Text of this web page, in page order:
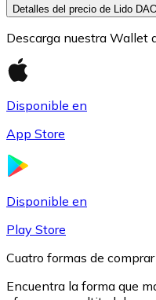
Detalles del precio de Lido
Descarga nuestra Wallet
Disponible en
App Store
Disponible en
Play Store
Cuatro formas de
Encuentra la forma que